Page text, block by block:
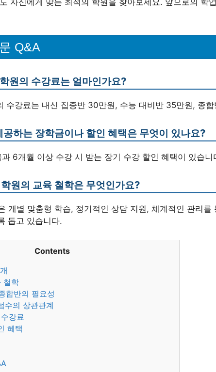
자신에게 맞는 최적의 학원을 찾아보세요. 앞으로의 학
Q&A
원의 수강료는 얼마인가요?
수강료는 내신 집중반 30만원, 수능 대비반 35만원, 종
하는 장학금이나 할인 혜택은 무엇이 있나요?
6개월 이상 수강 시 받는 장기 수강 할인 혜택이 있습니
원의 교육 철학은 무엇인가요?
개별 맞춤형 학습, 정기적인 상담 지원, 체계적인 관리를
돕고 있습니다.
Contents
철학
합반의 필요성
수의 상관관계
강료
혜택